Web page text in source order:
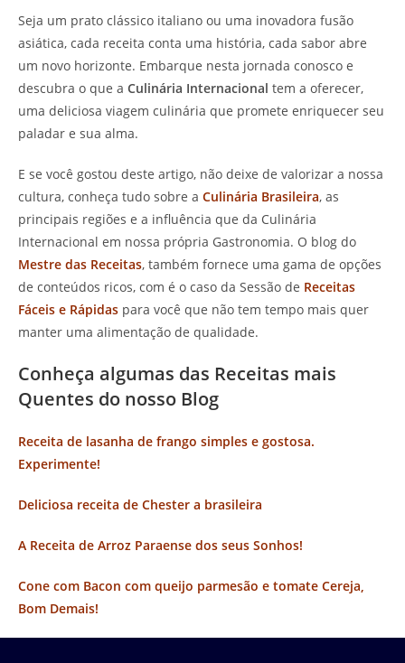
Seja um prato clássico italiano ou uma inovadora fusão
asiática, cada receita conta uma história, cada sabor abre
um novo horizonte. Embarque nesta jornada conosco e
descubra o que a Culinária Internacional tem a oferecer,
uma deliciosa viagem culinária que promete enriquecer seu
paladar e sua alma.
E se você gostou deste artigo, não deixe de valorizar a nossa
cultura, conheça tudo sobre a Culinária Brasileira, as
principais regiões e a influência que da Culinária
Internacional em nossa própria Gastronomia. O blog do
Mestre das Receitas, também fornece uma gama de opções
de conteúdos ricos, com é o caso da Sessão de Receitas
Fáceis e Rápidas para você que não tem tempo mais quer
manter uma alimentação de qualidade.
Conheça algumas das Receitas mais
Quentes do nosso Blog
Receita de lasanha de frango simples e gostosa.
Experimente!
Deliciosa receita de Chester a brasileira
A Receita de Arroz Paraense dos seus Sonhos!
Cone com Bacon com queijo parmesão e tomate Cereja,
Bom Demais!